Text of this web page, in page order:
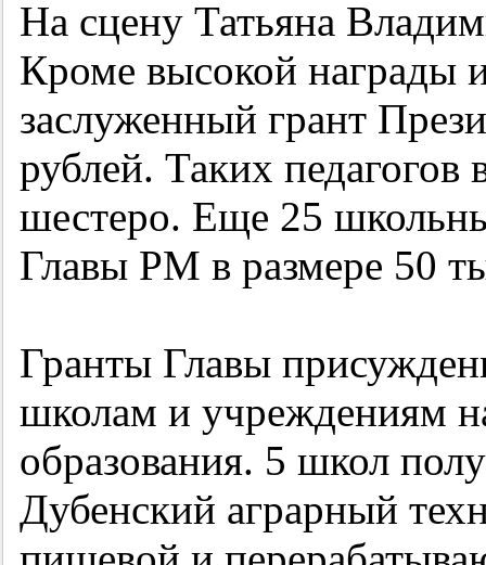
На сцену Татьяна
Кроме высокой награды
заслуженный грант
рублей. Таких
шестеро. Еще 25
Главы РМ в размере 50
Гранты Главы
школам и учреждениям
образования. 5 школ
Дубенский аграрный